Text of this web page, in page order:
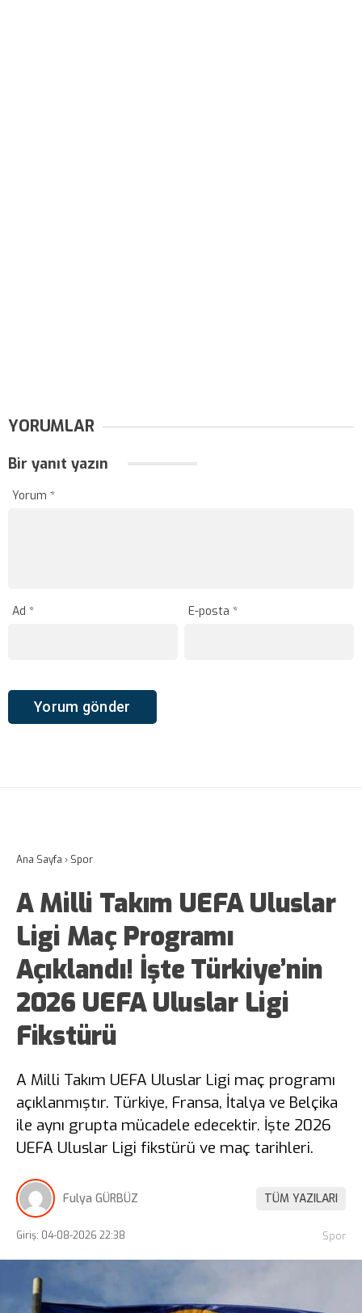
YORUMLAR
Bir yanıt yazın
Yorum *
Ad * E-posta*
Ana Sayfa › Spor
A Milli Takım UEFA Uluslar
Ligi Maç Programı
Açıklandı! İşte Türkiye’nin
2026 UEFA Uluslar Ligi
Fikstürü
A Milli Takım UEFA Uluslar Ligi maç programı
açıklanmıştır. Türkiye, Fransa, İtalya ve Belçika
ile aynı grupta mücadele edecektir. İşte 2026
UEFA Uluslar Ligi fikstürü ve maç tarihleri.
Fulya GÜRBÜZ TÜM YAZILARI
Giriş: 04-08-2026 22:38 Spor